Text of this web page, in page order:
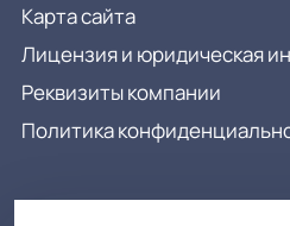
Карта сайта
Лицензия и юридическая
Реквизиты компании
Политика